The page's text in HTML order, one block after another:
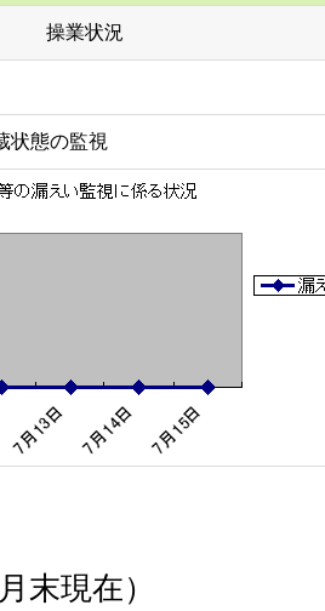
操業状況
状態の監視
末現在）